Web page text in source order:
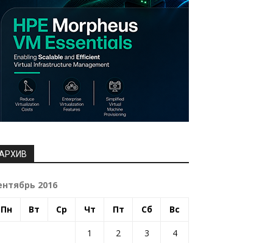
2016
Пн Вт Ср Чт Пт Сб Вс
1 2 3
4